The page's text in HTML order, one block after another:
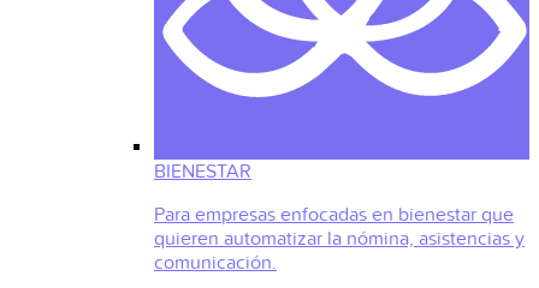
BIENESTAR
Para empresas enfocadas en bienestar que
quieren automatizar la nómina, asistencias y
comunicación.